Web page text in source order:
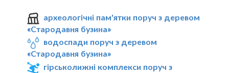
археологічні пам'ятки поруч з деревом
«Стародавня бузина»
водоспади поруч з деревом
«Стародавня бузина»
гірськолижні комплекси поруч з